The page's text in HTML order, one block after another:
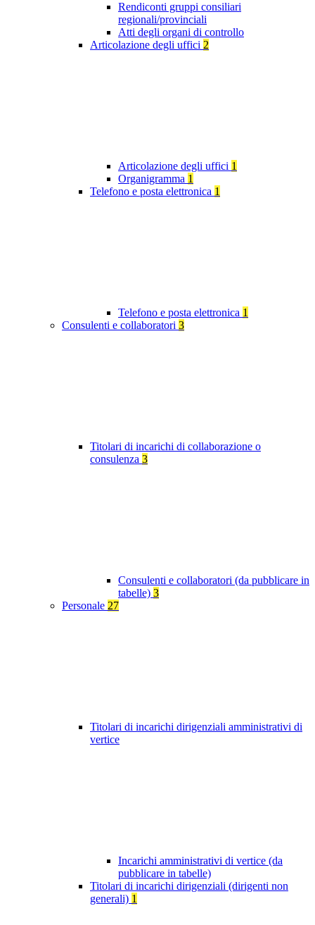
Rendiconti gruppi consiliari
regionali/provinciali
Atti degli organi di controllo
Articolazione degli uffici 2
Articolazione degli uffici 1
Organigramma 1
Telefono e posta elettronica 1
Telefono e posta elettronica 1
Consulenti e collaboratori 3
Titolari di incarichi di collaborazione o
consulenza 3
Consulenti e collaboratori (da pubblicare in
tabelle) 3
Personale 27
Titolari di incarichi dirigenziali amministrativi di
vertice
Incarichi amministrativi di vertice (da
pubblicare in tabelle)
Titolari di incarichi dirigenziali (dirigenti non
generali) 1